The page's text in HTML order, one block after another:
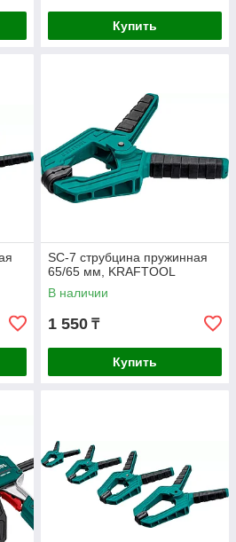
Купить
SC-7 струбцина пружинная
65/65 мм, KRAFTOOL
В наличии
1 550 ₸
Купить